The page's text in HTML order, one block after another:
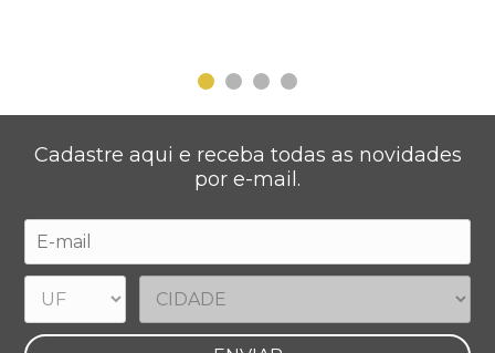
Cadastre aqui e receba todas as novidades
por e-mail.